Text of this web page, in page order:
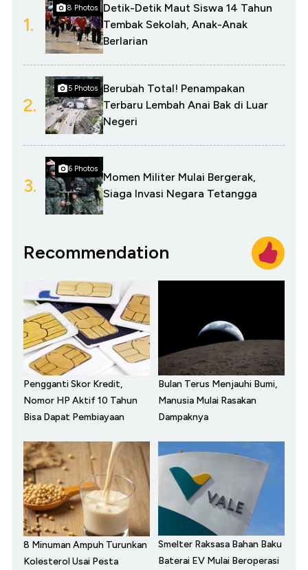
1.
8 Photos
Detik-Detik Maut Siswa 14 Tahun
Tembak Sekolah, Anak-Anak
Berlarian
2.
5 Photos
Berubah Total! Penampakan
Terbaru Lembah Anai Bak di Luar
Negeri
3.
6 Photos
Momen Militer Mulai Bergerak,
Siaga Invasi Negara Tetangga
Recommendation
Pengganti Skor Kredit,
Nomor HP Aktif 10 Tahun
Bisa Dapat Pembiayaan
Bulan Terus Menjauhi Bumi,
Manusia Mulai Rasakan
Dampaknya
8 Minuman Ampuh Turunkan
Kolesterol Usai Pesta
Smelter Raksasa Bahan Baku
Baterai EV Mulai Beroperasi